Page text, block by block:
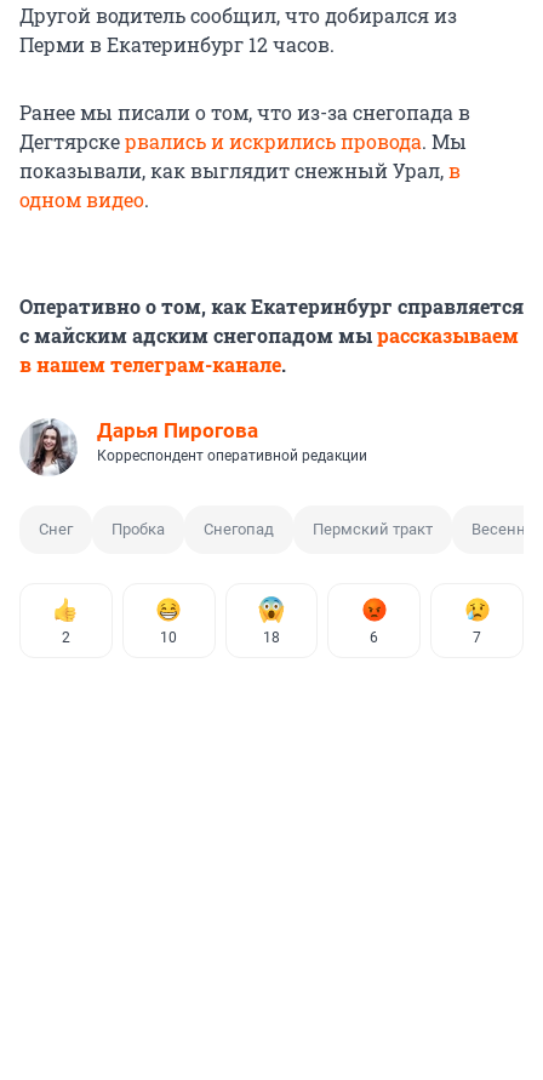
Другой водитель сообщил, что добирался из
Перми в Екатеринбург 12 часов.
Ранее мы писали о том, что из-за снегопада в
Дегтярскервались и искрились провода. Мы
показывали, как выглядит снежный Урал,в
одном видео.
Оперативно о том, как Екатеринбург справляется
с майским адским снегопадом мырассказываем
в нашем телеграм-канале.
Дарья Пирогова
Корреспондент оперативной редакции
Снег Пробка Снегопад Пермский тракт
2 10 18 6 7